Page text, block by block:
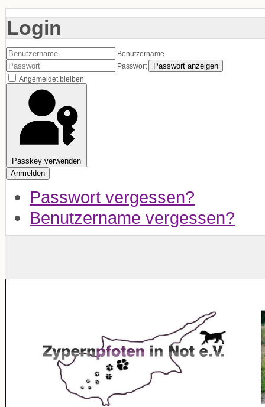
Login
Benutzername
Passwort
Passwort anzeigen
Angemeldet bleiben
Passkey verwenden
Anmelden
Passwort vergessen?
Benutzername vergessen?